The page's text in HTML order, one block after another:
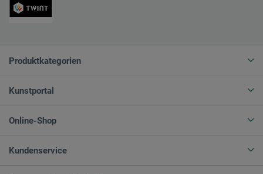
Produktkategorien
Kunstportal
Online-Shop
Kundenservice